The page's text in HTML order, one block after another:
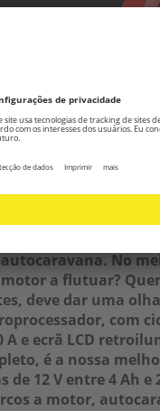
meio das
No
a flutuar?
deve dar uma
com
e ecrã LCD
é a nossa
12 V entre 4 Ah e
a motor,